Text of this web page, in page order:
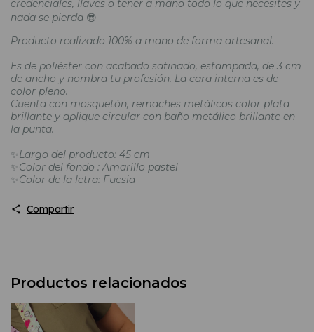
credenciales, llaves o tener a mano todo lo que necesites y
nada se pierda 😎
Producto realizado 100% a mano de forma artesanal.
Es de poliéster con acabado satinado, estampada, de 3 cm
de ancho y nombra tu profesión. La cara interna es de
color pleno.
Cuenta con mosquetón, remaches metálicos color plata
brillante y aplique circular con baño metálico brillante en
la punta.
✨Largo del producto: 45 cm
✨Color del fondo : Amarillo pastel
✨Color de la letra: Fucsia
Compartir
Productos relacionados